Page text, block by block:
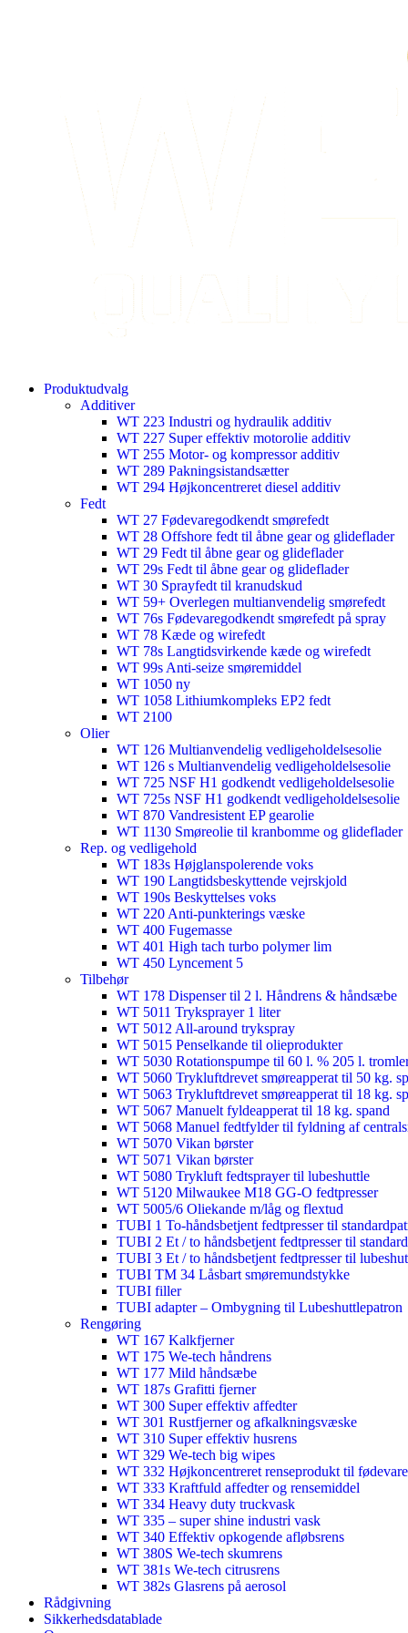
Produktudvalg
Additiver
WT 223 Industri og hydraulik additiv
WT 227 Super effektiv motorolie additiv
WT 255 Motor- og kompressor additiv
WT 289 Pakningsistandsætter
WT 294 Højkoncentreret diesel additiv
Fedt
WT 27 Fødevaregodkendt smørefedt
WT 28 Offshore fedt til åbne gear og glideflader
WT 29 Fedt til åbne gear og glideflader
WT 29s Fedt til åbne gear og glideflader
WT 30 Sprayfedt til kranudskud
WT 59+ Overlegen multianvendelig smørefedt​​
WT 76s Fødevaregodkendt smørefedt på spray​
WT 78 Kæde og wirefedt​
WT 78s Langtidsvirkende kæde og wirefedt​
WT 99s Anti-seize smøremiddel​
WT 1050 ny
WT 1058 Lithiumkompleks EP2 fedt​
WT 2100
Olier
WT 126 Multianvendelig vedligeholdelsesolie
WT 126 s Multianvendelig vedligeholdelsesolie
WT 725 NSF H1 godkendt vedligeholdelsesolie​
WT 725s NSF H1 godkendt vedligeholdelsesolie​
WT 870 Vandresistent EP gearolie​
WT 1130 Smøreolie til kranbomme og glideflader​
Rep. og vedligehold
WT 183s Højglanspolerende voks
WT 190 Langtidsbeskyttende vejrskjold​
WT 190s Beskyttelses voks​
WT 220 Anti-punkterings væske
WT 400 Fugemasse
WT 401 High tach turbo polymer lim
WT 450 Lyncement 5
Tilbehør
WT 178 Dispenser til 2 l. Håndrens & håndsæbe
WT 5011 Tryksprayer 1 liter
WT 5012 All-around trykspray
WT 5015 Penselkande til olieprodukter
WT 5030 Rotationspumpe til 60 l. % 205 l.
WT 5060 Trykluftdrevet smøreapperat til 50 kg.
WT 5063 Trykluftdrevet smøreapperat til 18 kg.
WT 5067 Manuelt fyldeapperat til 18 kg. spand
WT 5068 Manuel fedtfylder til fyldning af
WT 5070 Vikan børster
WT 5071 Vikan børster
WT 5080 Trykluft fedtsprayer til lubeshuttle
WT 5120 Milwaukee M18 GG-O fedtpresser
WT 5005/6 Oliekande m/låg og flextud​
TUBI 1 To-håndsbetjent fedtpresser til
TUBI 2 Et / to håndsbetjent fedtpresser til
TUBI 3 Et / to håndsbetjent fedtpresser til
TUBI TM 34 Låsbart smøremundstykke
TUBI filler
TUBI adapter​ – Ombygning til Lubeshuttlepatron
Rengøring
WT 167 Kalkfjerner
WT 175 We-tech håndrens
WT 177 Mild håndsæbe
WT 187s Grafitti fjerner
WT 300 Super effektiv affedter​
WT 301 Rustfjerner og afkalkningsvæske
WT 310 Super effektiv husrens
WT 329 We-tech big wipes
WT 332 Højkoncentreret renseprodukt til
WT 333 Kraftfuld affedter og rensemiddel
WT 334 Heavy duty truckvask
WT 335 – super shine industri vask
WT 340 Effektiv opkogende afløbsrens
WT 380S We-tech skumrens
WT 381s We-tech citrusrens
WT 382s Glasrens på aerosol​
Rådgivning
Sikkerhedsdatablade